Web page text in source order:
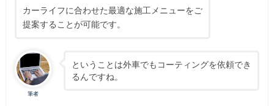
カーライフに合わせた最適な施工メニューをご
提案することが可能です。
筆者
ということは外車でもコーティングを依頼でき
るんですね。